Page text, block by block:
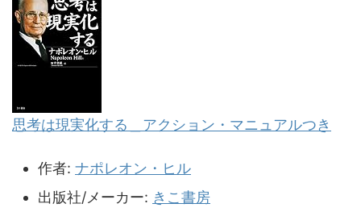
思考は現実化する＿アクション・マニュアルつき
作者: ナポレオン・ヒル
出版社/メーカー: きこ書房